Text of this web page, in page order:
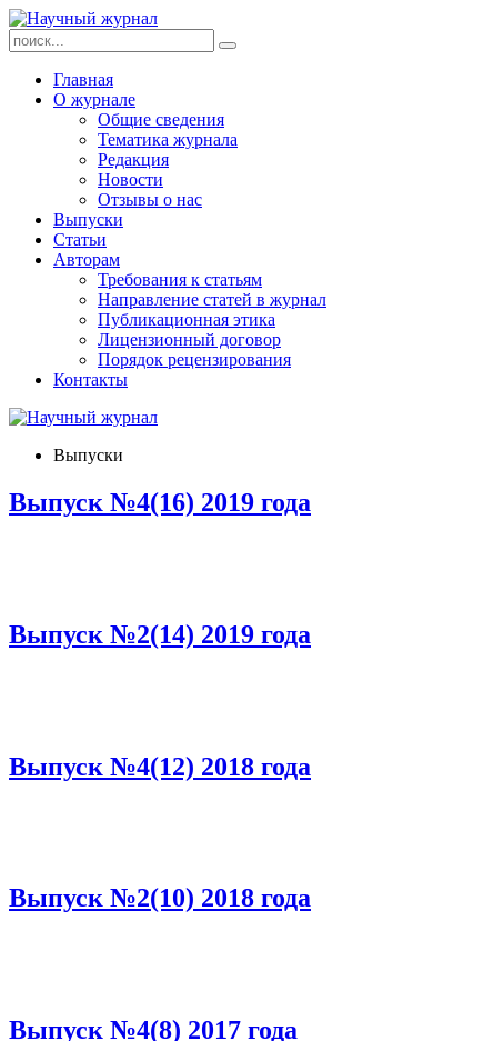
Главная
О журнале
Общие сведения
Тематика журнала
Редакция
Новости
Отзывы о нас
Выпуски
Статьи
Авторам
Требования к статьям
Направление статей в журнал
Публикационная этика
Лицензионный договор
Порядок рецензирования
Контакты
Выпуски
Выпуск №4(16) 2019 года
Выпуск №2(14) 2019 года
Выпуск №4(12) 2018 года
Выпуск №2(10) 2018 года
Выпуск №4(8) 2017 года